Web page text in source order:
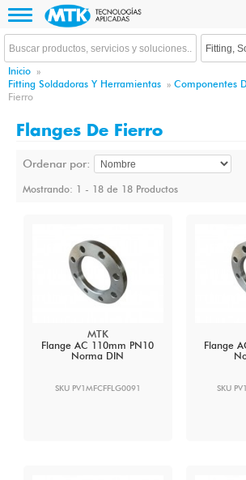
Inicio »
Fitting Soldadoras Y Herramientas » Componentes
Fierro
Flanges De Fierro
Ordenar por:
Mostrando: 1 - 18 de 18 Productos
MTK
Flange AC 110mm PN10
Norma DIN
SKU PV1MFCFFLG0091
Flange
SKU